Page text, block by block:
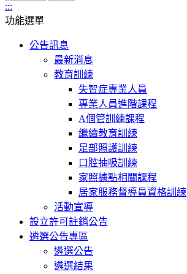
:::
功能選單
公告訊息
最新消息
教育訓練
失智症專業人員
專業人員進階課程
A個管訓練課程
繼續教育訓練
足部照護訓練
口腔抽吸訓練
家照據點相關課程
居家服務督導員資格訓練
活動宣導
設立許可註銷公告
遴選公告專區
遴選公告
遴選結果